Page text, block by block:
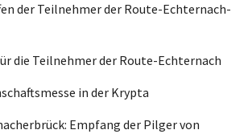
der Teilnehmer der Route-Echternach-
die Teilnehmer der Route-Echternach
in der Krypta
Empfang der Pilger von